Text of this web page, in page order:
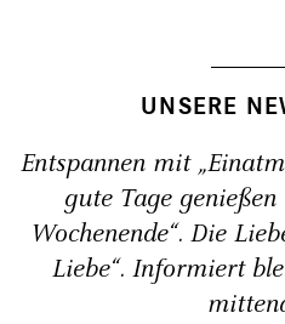
UNSERE
Entspannen mit
gute Tage
Wochenende“. Die
Liebe“. Informiert